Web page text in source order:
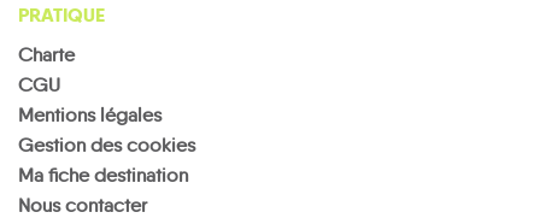
PRATIQUE
Charte
CGU
Mentions légales
Gestion des cookies
Ma fiche destination
Nous contacter